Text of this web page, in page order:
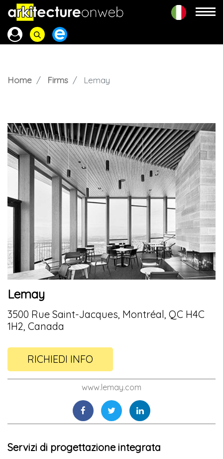
Home Firms Lemay
Lemay
3500 Rue Saint-Jacques, Montréal, QC H4C
1H2, Canada
RICHIEDI INFO
www.lemay.com
Servizi di progettazione integrata